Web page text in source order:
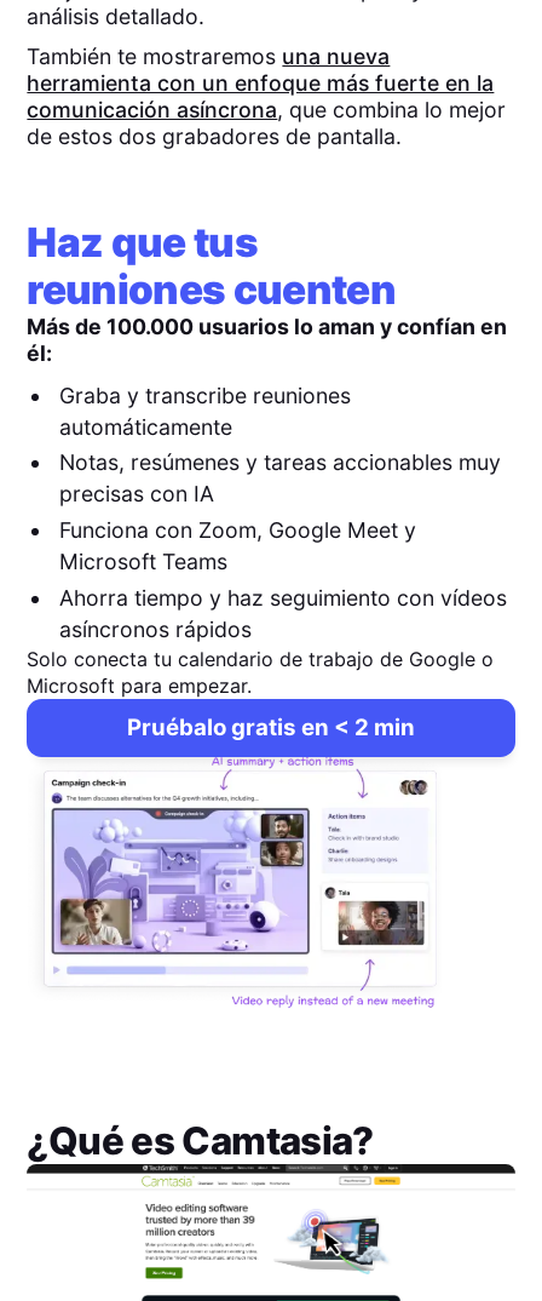
análisis detallado.
También te mostraremos una nueva
herramienta con un enfoque más fuerte en la
comunicación asíncrona, que combina lo mejor
de estos dos grabadores de pantalla.
Haz que tus
reuniones cuenten
Más de 100.000 usuarios lo aman y confían en
él:
Graba y transcribe reuniones
automáticamente
Notas, resúmenes y tareas accionables muy
precisas con IA
Funciona con Zoom, Google Meet y
Microsoft Teams
Ahorra tiempo y haz seguimiento con vídeos
asíncronos rápidos
Solo conecta tu calendario de trabajo de Google o
Microsoft para empezar.
Pruébalo gratis en < 2 min
¿Qué esCamtasia?